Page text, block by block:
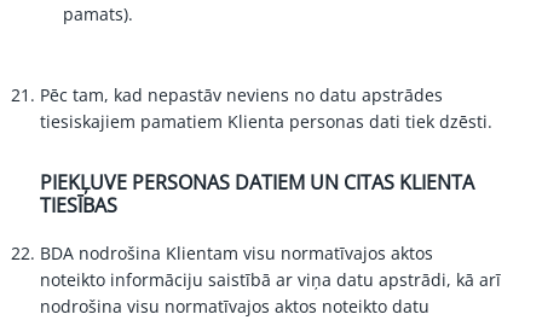
pamats).
Pēc tam, kad nepastāv neviens no datu apstrādes
tiesiskajiem pamatiem Klienta personas dati tiek dzēsti.
PIEKĻUVE PERSONAS DATIEM UN CITAS KLIENTA
TIESĪBAS
BDA nodrošina Klientam visu normatīvajos aktos
noteikto informāciju saistībā ar viņa datu apstrādi, kā arī
nodrošina visu normatīvajos aktos noteikto datu